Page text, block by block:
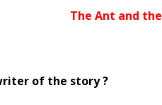
The Ant and
of the story ?